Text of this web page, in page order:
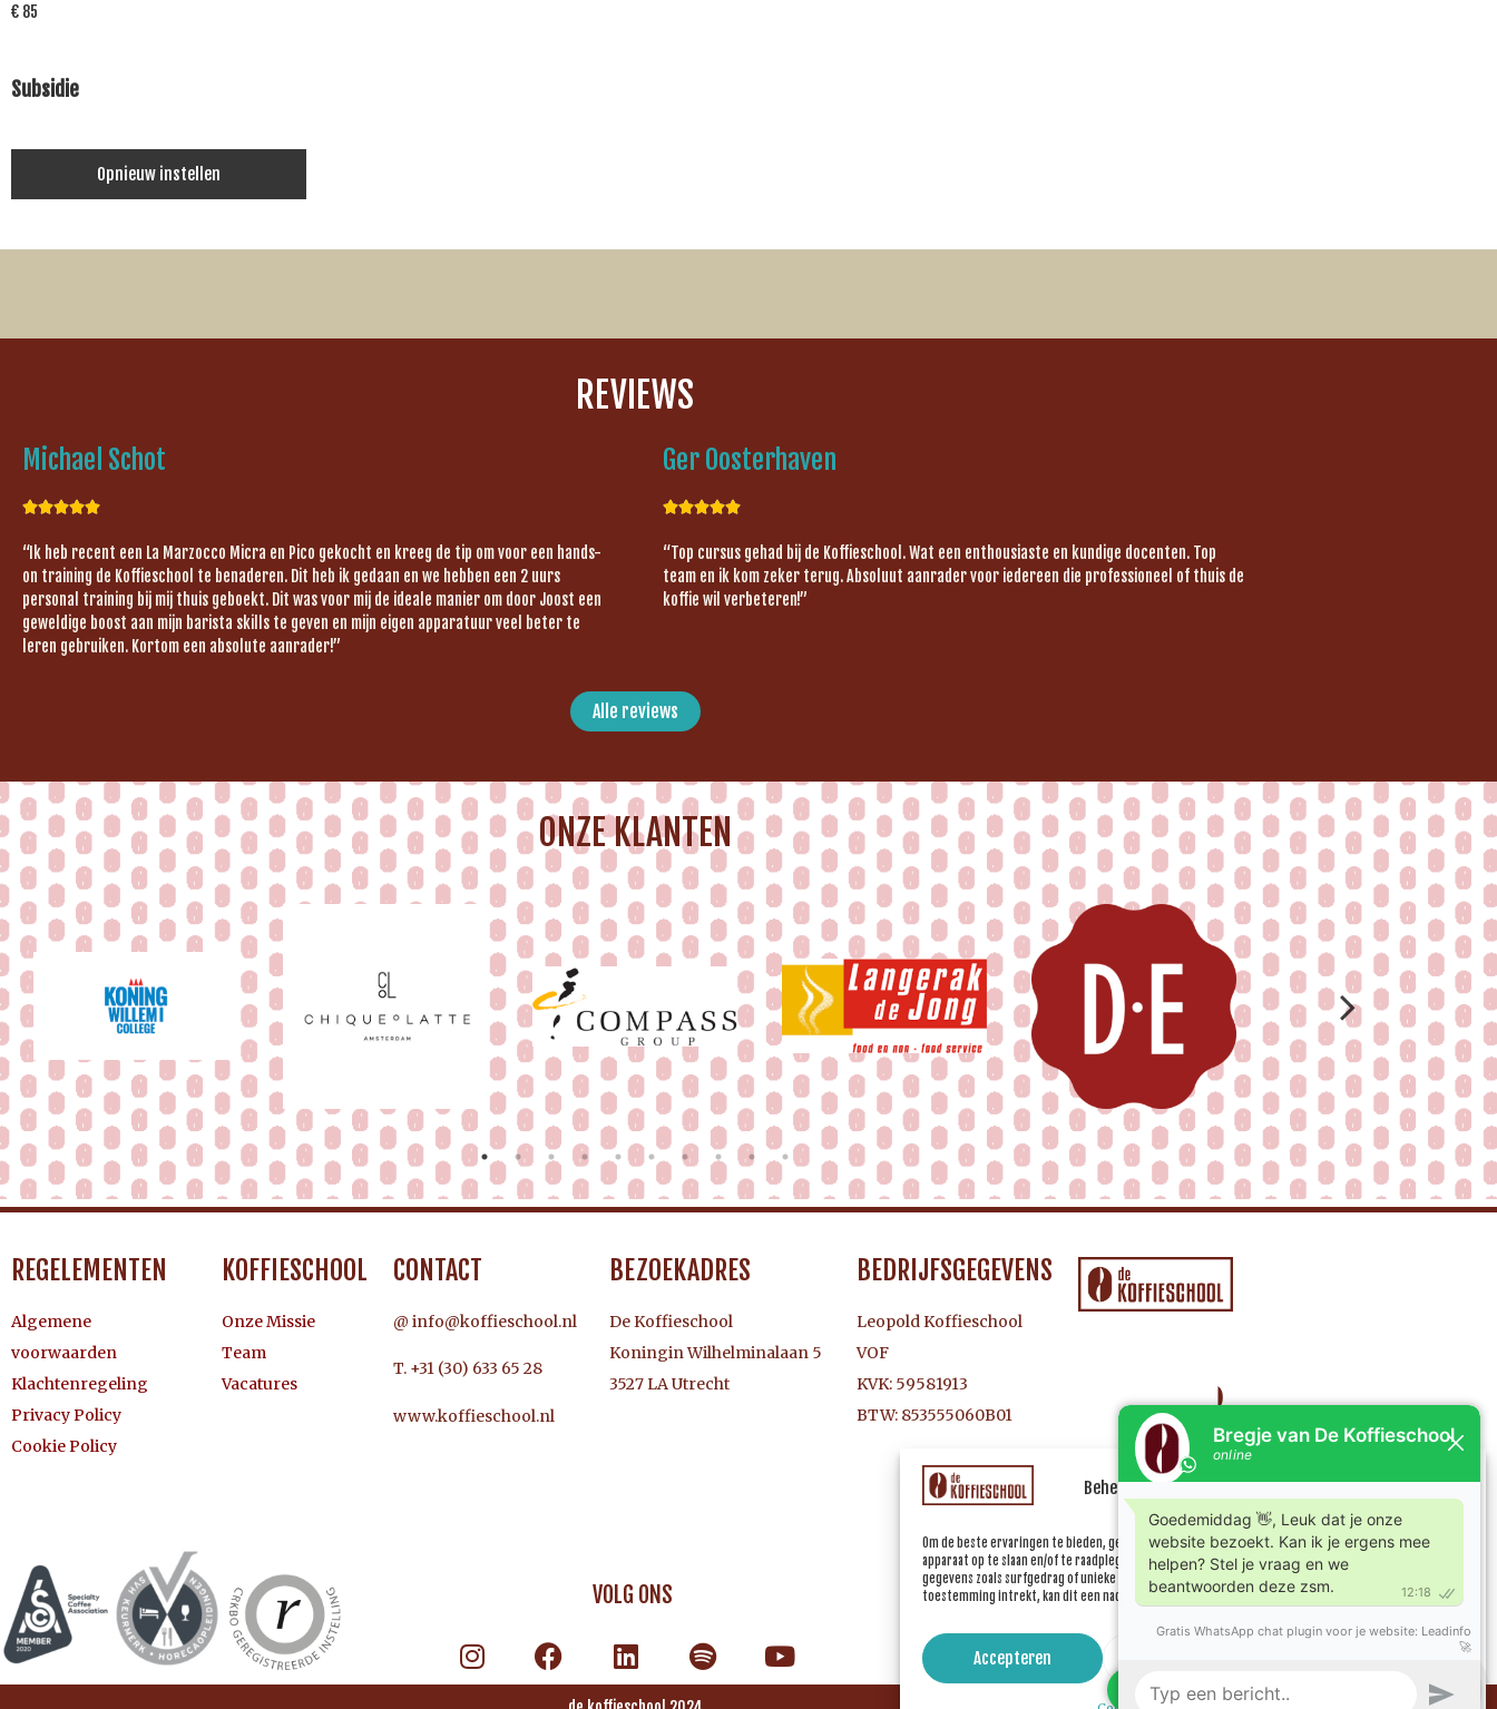
Beheer uw cookie toestemming
Om de beste ervaringen te bieden, gebruiken wij technologieën zoals cookies om informatie over je
apparaat op te slaan en/of te raadplegen. Door in te stemmen met deze technologieën kunnen wij
gegevens zoals surfgedrag of unieke ID's op deze site verwerken. Als je geen toestemming geeft of uw
toestemming intrekt, kan dit een nadelige invloed hebben op bepaalde functies en mogelijkheden.
Accepteren
€ 85
Subsidie
Opnieuw instellen
REVIEWS
Michael Schot

“Ik heb recent een La Marzocco Micra en Pico gekocht en kreeg de tip om voor een hands-
on training de Koffieschool te benaderen. Dit heb ik gedaan en we hebben een 2 uurs
personal training bij mij thuis geboekt. Dit was voor mij de ideale manier om door Joost een
geweldige boost aan mijn barista skills te geven en mijn eigen apparatuur veel beter te
leren gebruiken. Kortom een absolute aanrader!”
Ger Oosterhaven

“Top cursus gehad bij de Koffieschool. Wat een enthousiaste en kundige docenten. Top
team en ik kom zeker terug. Absoluut aanrader voor iedereen die professioneel of thuis de
koffie wil verbeteren!”
Alle reviews
ONZE KLANTEN
REGELEMENTEN
Algemene
voorwaarden
Klachtenregeling
Privacy Policy
Cookie Policy
KOFFIESCHOOL
Onze Missie
Team
Vacatures
CONTACT
@ info@koffieschool.nl
T. +31 (30) 633 65 28
www.koffieschool.nl
BEZOEKADRES
De Koffieschool
Koningin Wilhelminalaan 5
3527 LA Utrecht
BEDRIJFSGEGEVENS
Leopold Koffieschool
VOF
KVK: 59581913
BTW: 853555060B01
VOLG ONS